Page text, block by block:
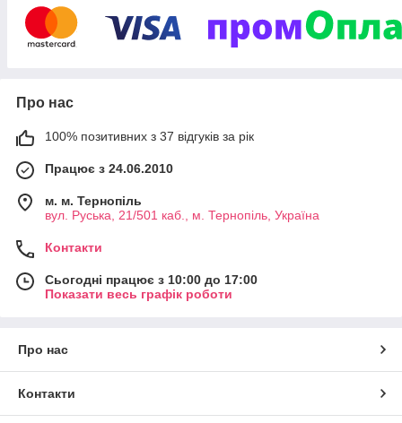
Про нас
100% позитивних з 37 відгуків за рік
Працює з 24.06.2010
м. м. Тернопіль
вул. Руська, 21/501 каб., м. Тернопіль, Україна
Контакти
Сьогодні працює з 10:00 до 17:00
Показати весь графік роботи
Про нас
Контакти